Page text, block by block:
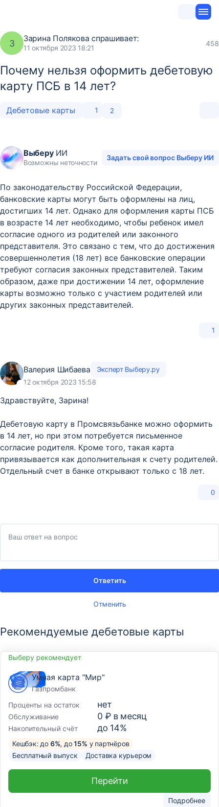
З Зарина Поляковаспрашивает:
11 октября 2023 18:21
458
Почему нельзя оформить дебетовую
карту ПСБ в 14 лет?
Дебетовые карты 1 2
ВыберуИИ
Возможны неточности
Задать свой вопрос Выберу ИИ
По законодательству Российской Федерации,
банковские карты могут быть оформлены на лиц,
достигших 14 лет. Однако для оформления карты ПСБ
в возрасте 14 лет необходимо, чтобы ребенок имел
согласие одного из родителей или законного
представителя. Это связано с тем, что до достижения
совершеннолетия (18 лет) все банковские операции
требуют согласия законных представителей. Таким
образом, даже при достижении 14 лет, оформление
карты возможно только с участием родителей или
других законных представителей.
1
Валерия Шибаева
Эксперт Выберу.ру
12 октября 2023 15:58
Здравствуйте, Зарина!
Дебетовую карту в Промсвязьбанке можно оформить
в 14 лет, но при этом потребуется письменное
согласие родителя. Кроме того, такая карта
привязывается как дополнительная к счету родителей.
Отдельный счет в банке открывают только с 18 лет.
0
Отменить
Ответить
Рекомендуемые дебетовые карты
Выберу рекомендует
Умная карта "Мир"
Газпромбанк
Проценты на остаток
нет
Обслуживание 0 ₽ в месяц
Накопительный счёт до 14%
Кешбэк: до 6%, до15% у партнёров
Бесплатный выпуск
Доставка курьером
Подробнее
Перейти